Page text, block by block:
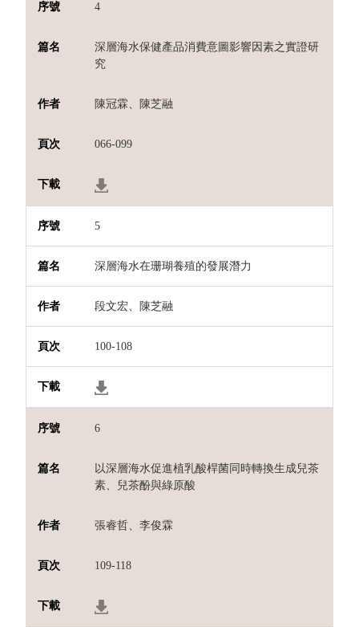
4
深層海水保健產品消費意圖影響因素之實證研
究
陳冠霖、陳芝融
066-099
5
深層海水在珊瑚養殖的發展潛力
段文宏、陳芝融
100-108
6
以深層海水促進植乳酸桿菌同時轉換生成兒茶
素、兒茶酚與綠原酸
張睿哲、李俊霖
109-118